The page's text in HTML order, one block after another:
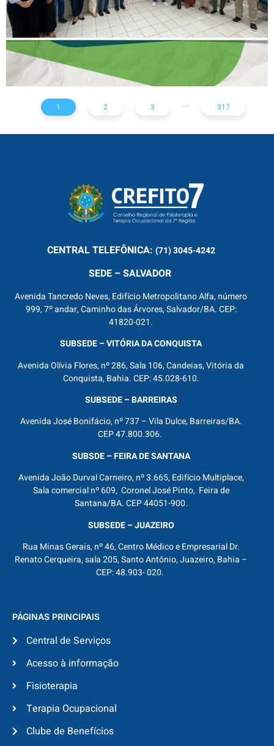
1 2 3 ... 317
CENTRALTELEFÔNICA: (71) 3045-4242
SEDE – SALVADOR
Avenida Tancredo Neves, Edifício Metropolitano Alfa, número
999, 7º andar, Caminho das Árvores, Salvador/BA. CEP:
41820-021.
SUBSEDE – VITÓRIA DA CONQUISTA
Avenida Olívia Flores, nº 286, Sala 106, Candeias, Vitória da
Conquista, Bahia. CEP: 45.028-610.
SUBSEDE – BARREIRAS
Avenida José Bonifácio, nº 737 – Vila Dulce, Barreiras/BA.
CEP 47.800.306.
SUBSDE – FEIRA DE SANTANA
Avenida João Durval Carneiro, nº 3.665, Edifício Multiplace,
Sala comercial nº 609, Coronel José Pinto, Feira de
Santana/BA. CEP 44051-900.
SUBSEDE – JUAZEIRO
Rua Minas Gerais, nº 46, Centro Médico e Empresarial Dr.
Renato Cerqueira, sala 205, Santo Antônio, Juazeiro, Bahia –
CEP: 48.903- 020.
PÁGINAS PRINCIPAIS
Central de Serviços
Acesso à informação
Fisioterapia
Terapia Ocupacional
Clube de Benefícios